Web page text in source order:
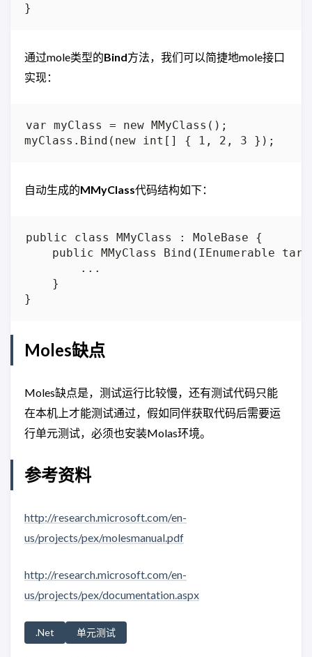
通过mole类型的Bind方法，我们可以简捷地mole接口
实现：
var myClass = new MMyClass();
自动生成的MMyClass代码结构如下：
public class MMyClass : MoleBase {
public MMyClass Bind(IEnumerable
        ...
    }
Moles缺点
Moles缺点是，测试运行比较慢，还有测试代码只能
在本机上才能测试通过，假如同伴获取代码后需要运
行单元测试，必须也安装Molas环境。
参考资料
http://research.microsoft.com/en-
us/projects/pex/molesmanual.pdf
http://research.microsoft.com/en-
us/projects/pex/documentation.aspx
.Net 单元测试